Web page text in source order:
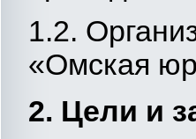
1.2.
«Омская
2. Цели и